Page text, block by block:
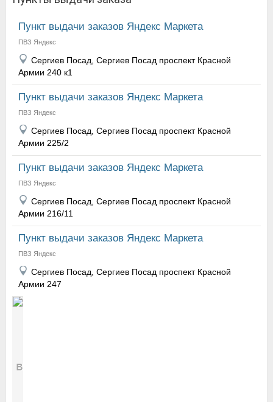
Пункт выдачи заказов Яндекс Маркета
ПВЗ Яндекс
Сергиев Посад, Сергиев Посад проспект Красной
Армии 240 к1
Пункт выдачи заказов Яндекс Маркета
ПВЗ Яндекс
Сергиев Посад, Сергиев Посад проспект Красной
Армии 225/2
Пункт выдачи заказов Яндекс Маркета
ПВЗ Яндекс
Сергиев Посад, Сергиев Посад проспект Красной
Армии 216/11
Пункт выдачи заказов Яндекс Маркета
ПВЗ Яндекс
Сергиев Посад, Сергиев Посад проспект Красной
Армии 247